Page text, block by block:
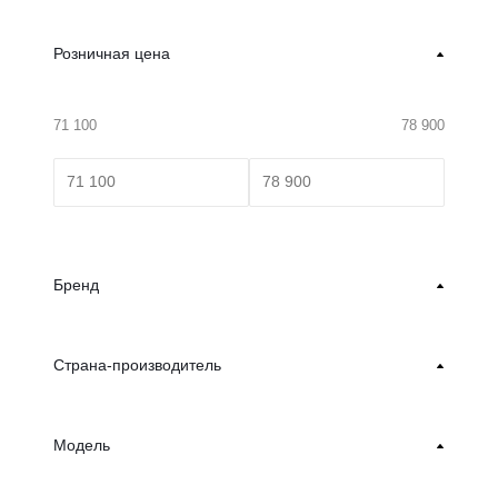
Розничная цена
71 100 78 900
Бренд
Страна-производитель
Модель